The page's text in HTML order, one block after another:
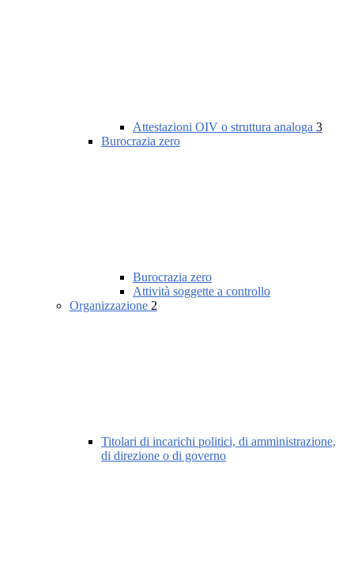
Attestazioni OIV o struttura analoga 3
Burocrazia zero
Burocrazia zero
Attività soggette a controllo
Organizzazione 2
Titolari di incarichi politici, di amministrazione,
di direzione o di governo